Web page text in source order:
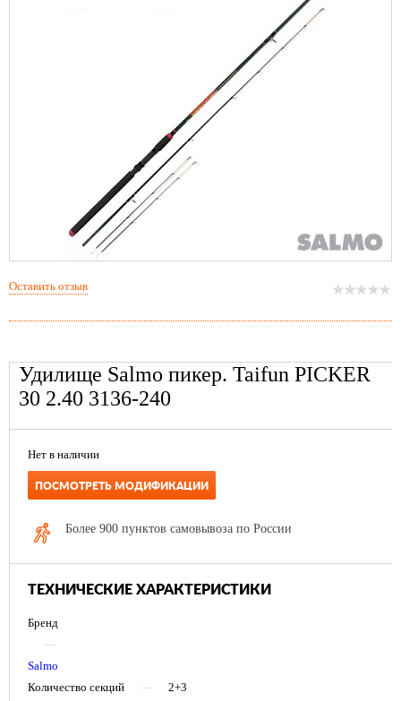
Удилище Salmo пикер. Taifun PICKER
30 2.40 3136-240
Нет в наличии
ПОСМОТРЕТЬ МОДИФИКАЦИИ
Более 900 пунктов самовывоза по России
ТЕХНИЧЕСКИЕ ХАРАКТЕРИСТИКИ
Бренд
—
Salmo
Количество секций
—
2+3
Оставить отзыв